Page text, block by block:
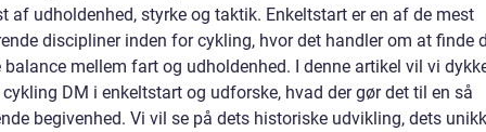
af udholdenhed, styrke og taktik. Enkeltstart er en af de mest
discipliner inden for cykling, hvor det handler om at finde
balance mellem fart og udholdenhed. I denne artikel vil vi
cykling DM i enkeltstart og udforske, hvad der gør det til en så
begivenhed. Vi vil se på dets historiske udvikling, dets